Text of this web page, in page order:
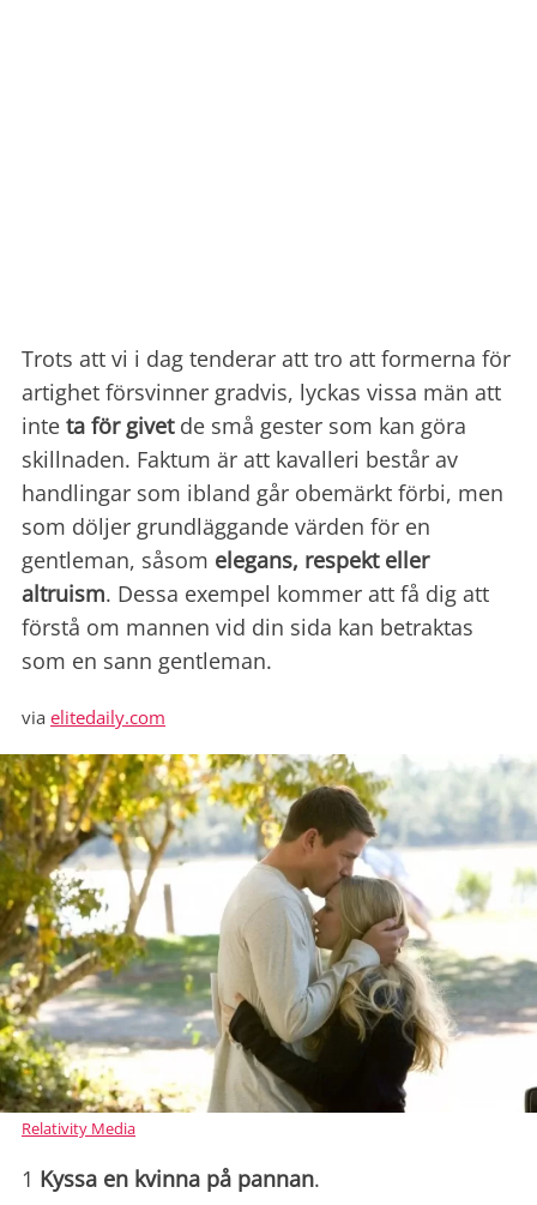
Trots att vi i dag tenderar att tro att formerna för
artighet försvinner gradvis, lyckas vissa män att
inte ta för givetde små gester som kan göra
skillnaden. Faktum är att kavalleri består av
handlingar som ibland går obemärkt förbi, men
som döljer grundläggande värden för en
gentleman, såsom elegans, respekt eller
altruism. Dessa exempel kommer att få dig att
förstå om mannen vid din sida kan betraktas
som en sann gentleman.
via elitedaily.com
Relativity Media
1 Kyssa en kvinna på pannan.